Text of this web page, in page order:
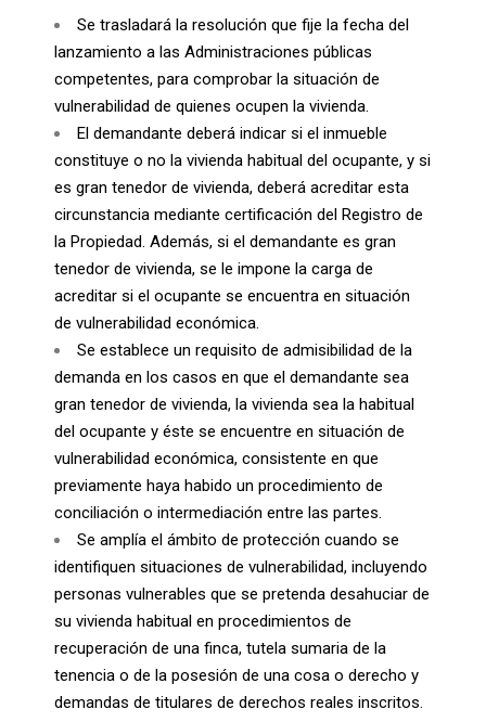
Se trasladará la resolución que fije la fecha del
lanzamiento a las Administraciones públicas
competentes, para comprobar la situación de
vulnerabilidad de quienes ocupen la vivienda.
El demandante deberá indicar si el inmueble
constituye o no la vivienda habitual del ocupante, y si
es gran tenedor de vivienda, deberá acreditar esta
circunstancia mediante certificación del Registro de
la Propiedad. Además, si el demandante es gran
tenedor de vivienda, se le impone la carga de
acreditar si el ocupante se encuentra en situación
de vulnerabilidad económica.
Se establece un requisito de admisibilidad de la
demanda en los casos en que el demandante sea
gran tenedor de vivienda, la vivienda sea la habitual
del ocupante y éste se encuentre en situación de
vulnerabilidad económica, consistente en que
previamente haya habido un procedimiento de
conciliación o intermediación entre las partes.
Se amplía el ámbito de protección cuando se
identifiquen situaciones de vulnerabilidad, incluyendo
personas vulnerables que se pretenda desahuciar de
su vivienda habitual en procedimientos de
recuperación de una finca, tutela sumaria de la
tenencia o de la posesión de una cosa o derecho y
demandas de titulares de derechos reales inscritos.